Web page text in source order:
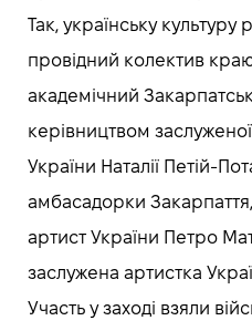
Так, українську культуру
провідний колектив
академічний
керівництвом
України Наталії Петій-
амбасадорки
артист України Петро
заслужена артистка
Участь у заході взяли